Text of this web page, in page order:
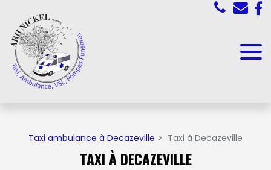
Taxi ambulance à Decazeville Taxi à Decazeville
TAXI À DECAZEVILLE